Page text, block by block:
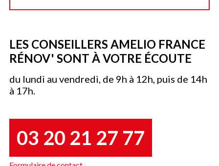
LES CONSEILLERS AMELIO FRANCE
RÉNOV' SONT À VOTRE ÉCOUTE
du lundi au vendredi, de 9h à 12h, puis de 14h
à 17h.
03 20 21 27 77